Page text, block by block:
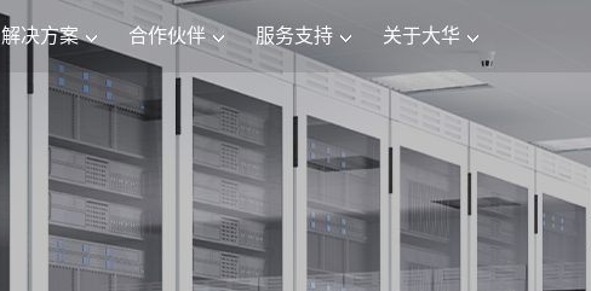
解决方案 合作伙伴 服务支持 关于大华